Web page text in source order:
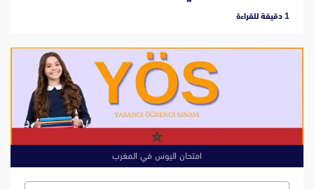
‫1 دقيقة للقراءة
امتحان اليوس في المغرب